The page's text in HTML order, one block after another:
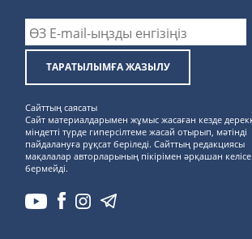
ТАРАТЫЛЫМҒА ЖАЗЫЛУ
Сайттың саясаты
Сайт материалдарымен жұмыс жасаған кезде
міндетті түрде гиперсілтеме жасай отырып, мәтінді
пайдалануға рұқсат беріледі. Сайттың редакциясы
мақалалар авторларының пікірімен әрқашан келісе
бермейді.